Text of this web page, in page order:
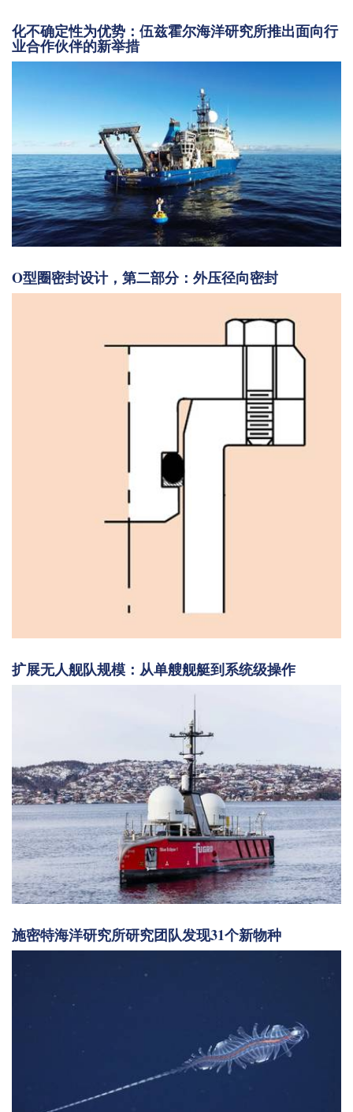
化不确定性为优势：伍兹霍尔海洋研究所推出面向行
业合作伙伴的新举措
O型圈密封设计，第二部分：外压径向密封
扩展无人舰队规模：从单艘舰艇到系统级操作
施密特海洋研究所研究团队发现31个新物种